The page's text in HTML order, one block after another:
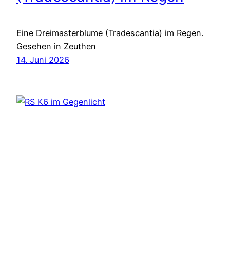
Eine Dreimasterblume (Tradescantia) im Regen.
Gesehen in Zeuthen
14. Juni 2026